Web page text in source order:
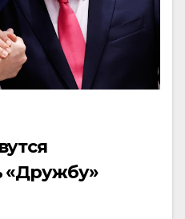
«Дружбу»